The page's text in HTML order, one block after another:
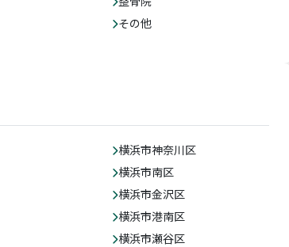
その他
横浜市神奈川区
横浜市南区
横浜市金沢区
横浜市港南区
横浜市瀬谷区